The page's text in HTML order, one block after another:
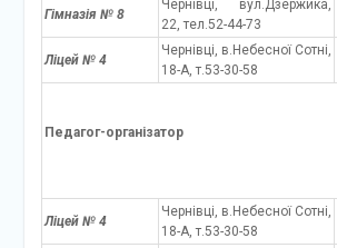
Гімназія № 8
Чернівці, вул.Дзержика,
22, тел.52-44-73
Ліцей № 4
Чернівці, в.Небесної Сотні,
18-А, т.53-30-58
Педагог-організатор
Ліцей № 4
Чернівці, в.Небесної Сотні,
18-А, т.53-30-58